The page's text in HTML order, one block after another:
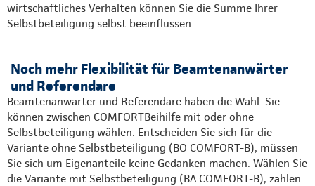
wirtschaftliches Verhalten können Sie die Summe Ihrer
Selbstbeteiligung selbst beeinflussen.
Noch mehr Flexibilität für Beamtenanwärter
und Referendare
Beamtenanwärter und Referendare haben die Wahl. Sie
können zwischen COMFORTBeihilfe mit oder ohne
Selbstbeteiligung wählen. Entscheiden Sie sich für die
Variante ohne Selbstbeteiligung (BO COMFORT-B), müssen
Sie sich um Eigenanteile keine Gedanken machen. Wählen Sie
die Variante mit Selbstbeteiligung (BA COMFORT-B), zahlen